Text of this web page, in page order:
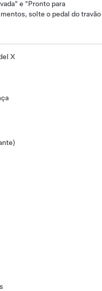
e "Pronto para
solte o pedal do travão
X